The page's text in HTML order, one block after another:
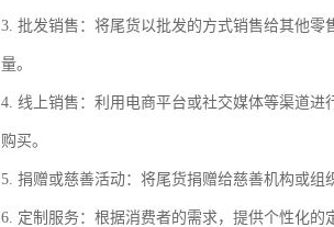
3. 批发销售：将尾货以批发的方式销售给其他
量。
4. 线上销售：利用电商平台或社交媒体等渠道
购买。
5. 捐赠或慈善活动：将尾货捐赠给慈善机构或组
6. 定制服务：根据消费者的需求，提供个性化的